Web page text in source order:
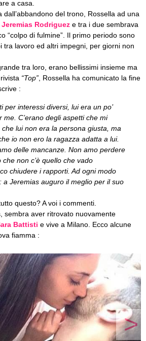
a casa.
dall’abbandono del trono, Rossella ad una
Jeremias Rodriguez e tra i due sembrava
“colpo di fulmine”. Il primo periodo sono
tra lavoro ed altri impegni, per giorni non
tra loro, erano bellissimi insieme ma
“Top” , Rossella ha comunicato la fine
:
per interessi diversi, lui era un po’
me. C’erano degli aspetti che mi
lui non era la persona giusta, ma
io non ero la ragazza adatta a lui.
delle mancanze. Non amo perdere
non c’è quello che vado
chiudere i rapporti. Ad ogni modo
a Jeremias auguro il meglio per il suo
questo? A voi i commenti.
sembra aver ritrovato nuovamente
Battisti e vive a Milano. Ecco alcune
fiamma :
>